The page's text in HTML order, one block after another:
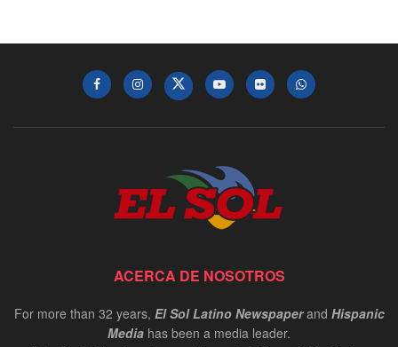
ACERCA DE NOSOTROS
For more than 32 years, El Sol Latino Newspaperand Hispanic
Media has been a media leader.